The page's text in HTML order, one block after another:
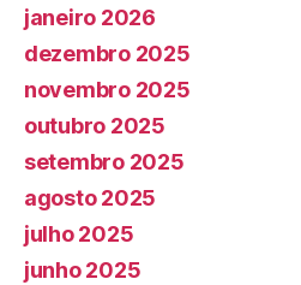
janeiro 2026
dezembro 2025
novembro 2025
outubro 2025
setembro 2025
agosto 2025
julho 2025
junho 2025